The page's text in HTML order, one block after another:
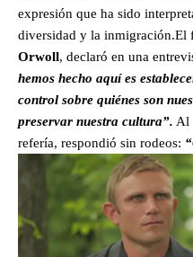
expresión que ha sido
diversidad y la inmigración.El
Orwoll, declaró en una
hemos hecho aquí es
control sobre quiénes son
preservar nuestra cultura”. Al
refería, respondió sin rodeos: